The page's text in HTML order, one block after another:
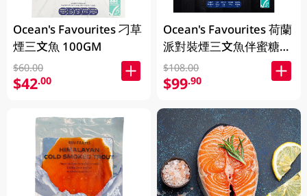
Ocean's Favourites 刁草
煙三文魚 100GM
$60.00
$42.00
Ocean's Favourites 荷蘭
派對裝煙三文魚伴蜜糖芥
末醬 248GM
$108.00
$99.90